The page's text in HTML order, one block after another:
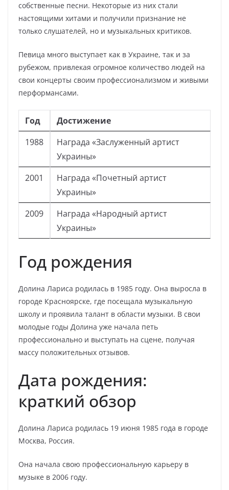
собственные песни. Некоторые из них стали
настоящими хитами и получили признание не
только слушателей, но и музыкальных критиков.
Певица много выступает как в Украине, так и за
рубежом, привлекая огромное количество людей на
свои концерты своим профессионализмом и живыми
перформансами.
Год
Достижение
1988
Награда «Заслуженный артист
Украины»
2001
Награда «Почетный артист
Украины»
2009
Награда «Народный артист
Украины»
Год рождения
Долина Лариса родилась в 1985 году. Она выросла в
городе Красноярске, где посещала музыкальную
школу и проявила талант в области музыки. В свои
молодые годы Долина уже начала петь
профессионально и выступать на сцене, получая
массу положительных отзывов.
Дата рождения:
краткий обзор
Долина Лариса родилась 19 июня 1985 года в городе
Москва, Россия.
Она начала свою профессиональную карьеру в
музыке в 2006 году.